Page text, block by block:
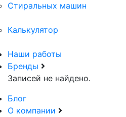
Стиральных машин
Калькулятор
Наши работы
Бренды
Записей не найдено.
Блог
О компании